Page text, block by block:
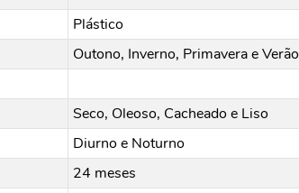
Plástico
Outono, Inverno, Primavera e Verão
Seco, Oleoso, Cacheado e Liso
Diurno e Noturno
24 meses